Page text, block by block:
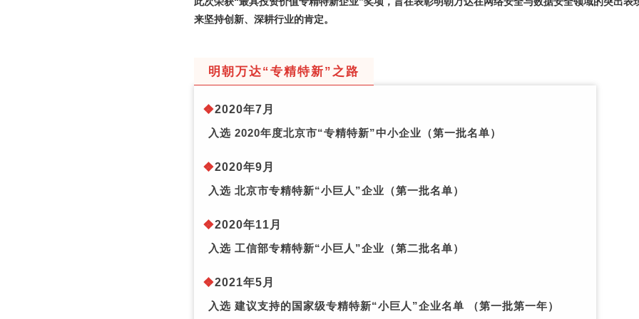
来坚持创新、深耕行业的肯定。
明朝万达“专精特新”之路
❖2020年7月
入选 2020年度北京市“专精特新”中小企业（第一批名单）
❖2020年9月
入选 北京市专精特新“小巨人”企业（第一批名单）
❖2020年11月
入选 工信部专精特新“小巨人”企业（第二批名单）
❖2021年5月
入选 建议支持的国家级专精特新“小巨人”企业名单 （第一批第一年）